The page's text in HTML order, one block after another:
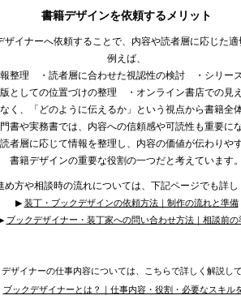
書籍デザインを依頼するメリット
イナーへ依頼することで、内容や読者層に応じた適
例えば、
報整理 ・読者層に合わせた視認性の検討 ・シリー
版としての位置づけの整理 ・オンライン書店での見
く、「どのように伝えるか」という視点から書籍全
書や実務書では、内容への信頼感や可読性も重要にな
者層に応じて情報を整理し、内容の価値が伝わりや
書籍デザインの重要な役割の一つだと考えています。
め方や相談時の流れについては、下記ページでも詳し
▶︎ 装丁・ブックデザインの依頼方法｜制作の流れと準備
ブックデザイナー・装丁家への問い合わせ方法｜相談前の
ザイナーの仕事内容については、こちらで詳しく解説して
ブックデザイナーとは？｜仕事内容・役割・必要なスキル